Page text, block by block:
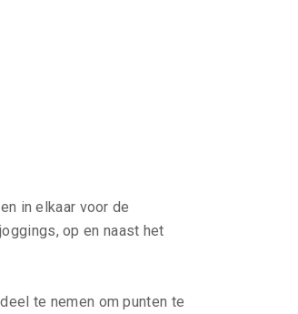
in elkaar voor de
op en naast het
te nemen om punten te